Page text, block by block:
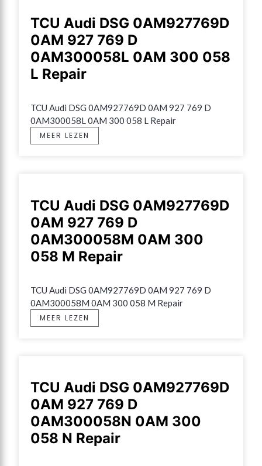
TCU Audi DSG 0AM927769D
0AM 927 769 D
0AM300058L 0AM 300 058
L Repair
TCU Audi DSG 0AM927769D 0AM 927 769 D
0AM300058L 0AM 300 058 L Repair
MEER LEZEN
TCU Audi DSG 0AM927769D
0AM 927 769 D
0AM300058M 0AM 300
058 M Repair
TCU Audi DSG 0AM927769D 0AM 927 769 D
0AM300058M 0AM 300 058 M Repair
MEER LEZEN
TCU Audi DSG 0AM927769D
0AM 927 769 D
0AM300058N 0AM 300
058 N Repair